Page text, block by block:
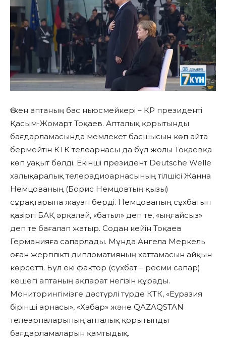
Өткен аптаның бас ньюсмейкері – ҚР президенті
Қасым-Жомарт Тоқаев. Апталық қорытынды
бағдарламасында мемлекет басшысын көп айта
бермейтін КТК телеарнасы да бұл жолы Тоқаевқа
көп уақыт бөлді. Екінші президент Deutsche Welle
халықаралық телерадиоарнасының тілшісі Жанна
Немцованың (Борис Немцовтың қызы)
сұрақтарына жауап берді. Немцованың сұхбатын
қазіргі БАҚ әрқалай, «батыл» деп те, «ыңғайсыз»
деп те бағалап жатыр. Содан кейін Тоқаев
Германияға сапарлады. Мұнда Ангела Меркель
оған жергілікті дипломатияның хаттамасын айқын
көрсетті. Бұл екі фактор (сұхбат – ресми сапар)
кешегі аптаның ақпарат негізін құрады.
Мониторингімізге дәстүрлі түрде КТК, «Еуразия
бірінші арнасы», «Хабар» және QAZAQSTAN
телеарналарының апталық қорытынды
бағдарламаларын қамтыдық.